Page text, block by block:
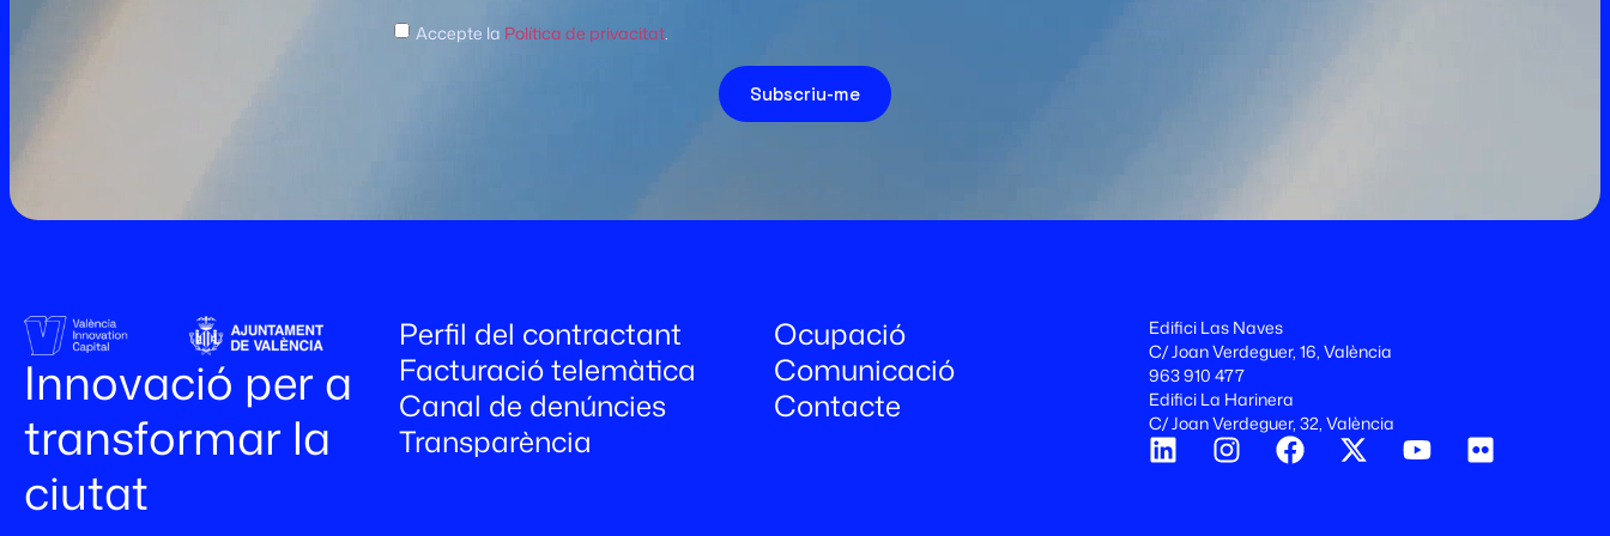
Accepte la Política de privacitat.
Subscriu-me
Innovació per a
transformar la
ciutat
Perfil del contractant
Facturació telemàtica
Canal de denúncies
Transparència
Ocupació
Comunicació
Contacte
Edifici Las Naves
C/ Joan Verdeguer, 16, València
963 910 477
Edifici La Harinera
C/ Joan Verdeguer, 32, València